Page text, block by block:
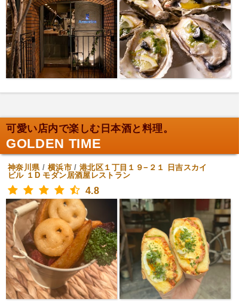
可愛い店内で楽しむ日本酒と料理。
GOLDEN TIME
神奈川県/ 横浜市/港北区１丁目１９−２１ 日吉スカイ
ビル １D モダン居酒屋レストラン
4.8